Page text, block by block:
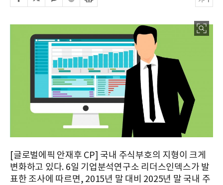
[글로벌에픽 안재후 CP] 국내 주식부호의 지형이 크게
변화하고 있다. 6일 기업분석연구소 리더스인덱스가 발
표한 조사에 따르면, 2015년 말 대비 2025년 말 국내 주